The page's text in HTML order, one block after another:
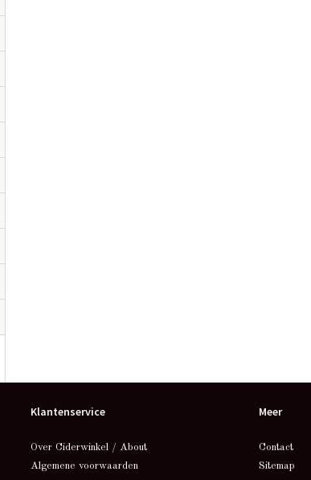
Klantenservice
Over Ciderwinkel / About
Algemene voorwaarden
Meer
Contact
Sitemap